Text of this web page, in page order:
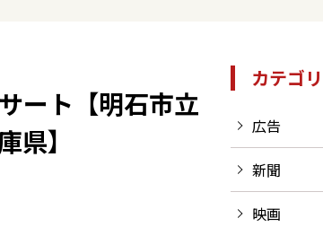
ート【明石市立
県】
カテゴ
広告
新聞
映画